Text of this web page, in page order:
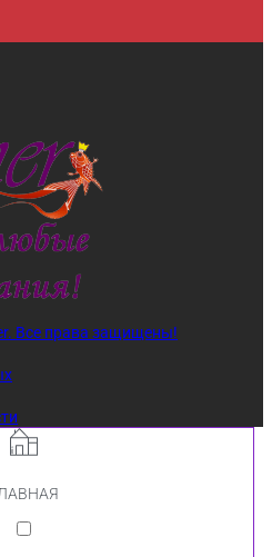
Все права защищены!